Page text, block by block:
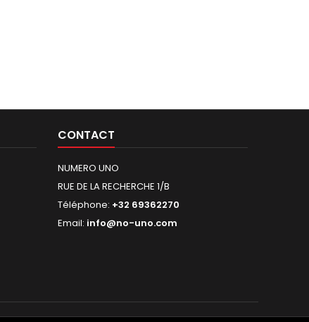
CONTACT
NUMERO UNO
RUE DE LA RECHERCHE 1/B
Téléphone: +32 69362270
Email: info@no-uno.com